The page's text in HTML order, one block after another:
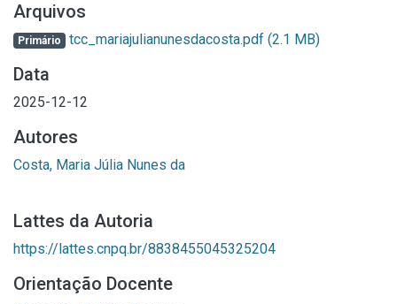
Arquivos
Primário tcc_mariajulianunesdacosta.pdf (2.1 MB)
Data
2025-12-12
Autores
Costa, Maria Júlia Nunes da
Lattes da Autoria
https://lattes.cnpq.br/8838455045325204
Orientação Docente